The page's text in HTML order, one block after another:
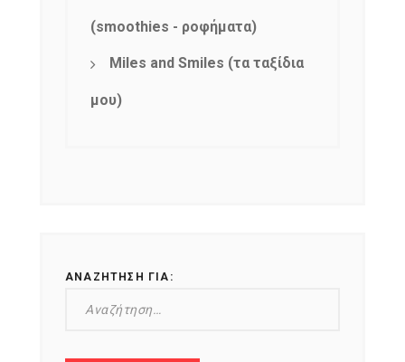
(smoothies - ροφήματα)
Miles and Smiles (τα ταξίδια
μου)
ΑΝΑΖΉΤΗΣΗ ΓΙΑ: